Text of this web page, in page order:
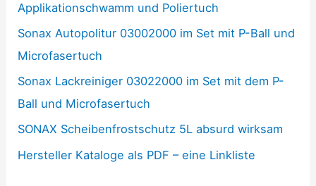
Applikationschwamm und Poliertuch
Sonax Autopolitur 03002000 im Set mit P-Ball und
Microfasertuch
Sonax Lackreiniger 03022000 im Set mit dem P-
Ball und Microfasertuch
SONAX Scheibenfrostschutz 5L absurd wirksam
Hersteller Kataloge als PDF – eine Linkliste